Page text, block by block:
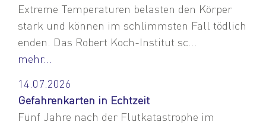
Extreme Temperaturen belasten den Körper
stark und können im schlimmsten Fall tödlich
enden. Das Robert Koch-Institut sc...
mehr...
14.07.2026
Gefahrenkarten in Echtzeit
Fünf Jahre nach der Flutkatastrophe im